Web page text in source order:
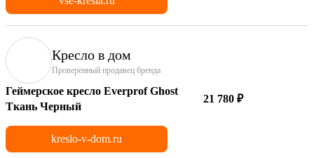
Кресло в дом
Проверенный продавец бренда
Геймерское кресло Everprof Ghost
Ткань Черный
21 780 ₽
kreslo-v-dom.ru